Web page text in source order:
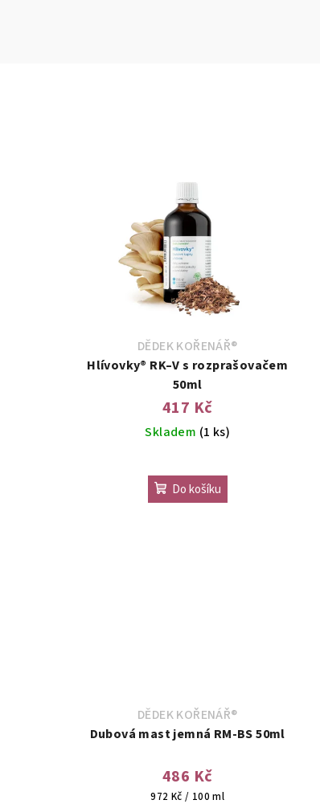
DĚDEK KOŘENÁŘ®
Hlívovky® RK–V s rozprašovačem
50ml
417 Kč
Skladem (1 ks)
Do košíku
DĚDEK KOŘENÁŘ®
Dubová mast jemná RM-BS 50ml
486 Kč
Měrná
972 Kč / 100 ml